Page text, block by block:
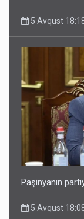
5 Avqust
Paşinyanın
5 Avqust